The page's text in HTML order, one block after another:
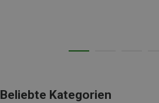
Beliebte Kategorien